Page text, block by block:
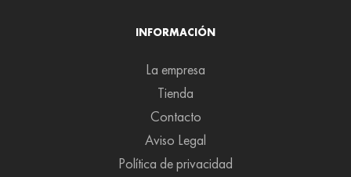
INFORMACIÓN
La empresa
Tienda
Contacto
Aviso Legal
Política de privacidad